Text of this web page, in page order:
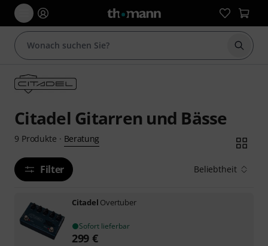
Suche
Citadel Gitarren und Bässe
9 Produkte · Beratung
Filter Beliebtheit
Citadel Overtuber
Sofort lieferbar
299 €